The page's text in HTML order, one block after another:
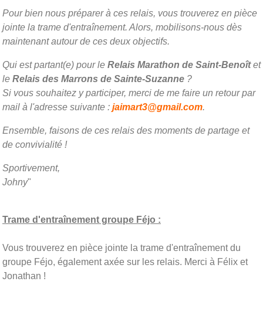
Pour bien nous préparer à ces relais, vous trouverez en pièce
jointe la trame d'entraînement. Alors, mobilisons-nous dès
maintenant autour de ces deux objectifs.
Qui est partant(e) pour le Relais Marathon de Saint-Benoîtet
le Relais des Marrons de Sainte-Suzanne ?
Si vous souhaitez y participer, merci de me faire un retour par
mail à l'adresse suivante : jaimart3@gmail.com.
Ensemble, faisons de ces relais des moments de partage et
de convivialité !
Sportivement,
Johny"
Trame d'entraînement groupe Féjo :
Vous trouverez en pièce jointe la trame d'entraînement du
groupe Féjo, également axée sur les relais. Merci à Félix et
Jonathan !